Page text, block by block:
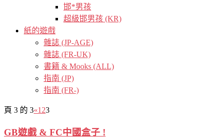
邯*男孩
超級邯男孩 (KR)
紙的遊戲
雜誌 (JP-AGE)
雜誌 (FR-UK)
書籍 & Mooks (ALL)
指南 (JP)
指南 (FR-)
頁 3 的 3«1 23
GB遊戲 & FC中國盒子 !